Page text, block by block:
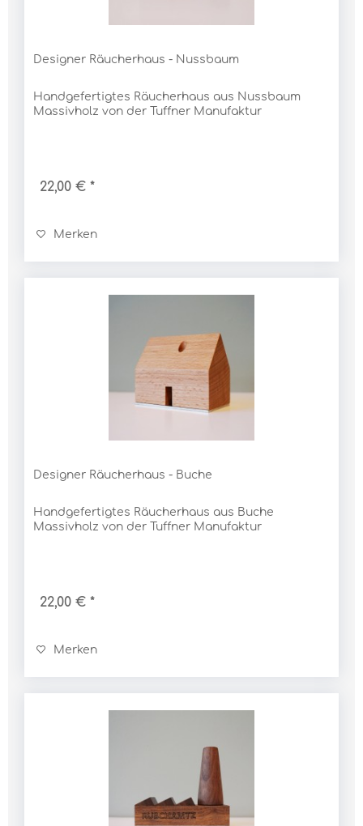
Designer Räucherhaus - Nussbaum
Handgefertigtes Räucherhaus aus Nussbaum
Massivholz von der Tuffner Manufaktur
22,00 € *
Merken
Designer Räucherhaus - Buche
Handgefertigtes Räucherhaus aus Buche
Massivholz von der Tuffner Manufaktur
22,00 € *
Merken